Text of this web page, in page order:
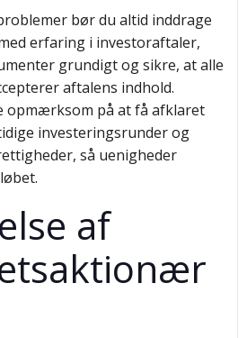
bør du altid inddrage
erfaring i investoraftaler,
grundigt og sikre, at alle
aftalens indhold.
opmærksom på at få afklaret
investeringsrunder og
så uenigheder
af